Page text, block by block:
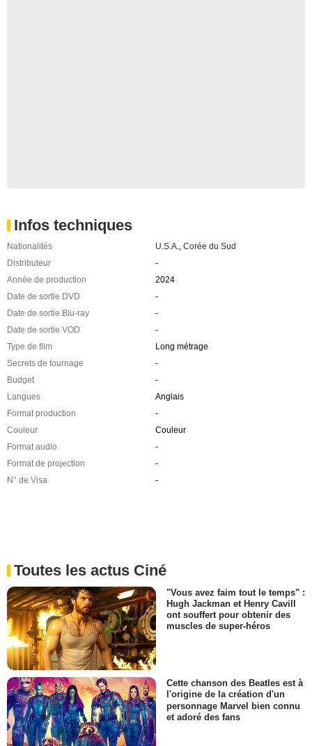
Infos techniques
Nationalités U.S.A., Corée du Sud
Distributeur
-
Année de production
2024
Date de sortie DVD
-
Date de sortie Blu-ray
-
Date de sortie VOD
-
Type de film
Long métrage
Secrets de tournage
-
Budget
-
Langues
Anglais
Format production
-
Couleur
Couleur
Format audio
-
Format de projection
-
N° de Visa
-
Toutes les actus Ciné
"Vous avez faim tout le temps" :
Hugh Jackman et Henry Cavill
ont souffert pour obtenir des
muscles de super-héros
Cette chanson des Beatles est à
l'origine de la création d'un
personnage Marvel bien connu
et adoré des fans